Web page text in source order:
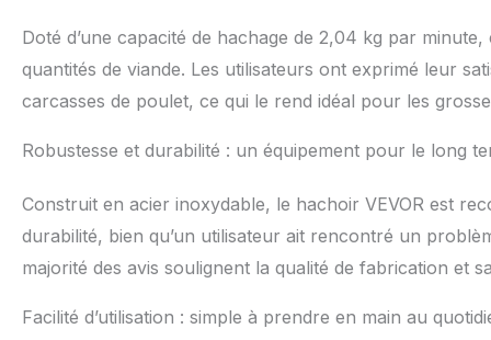
stable pendant
fourni, vous
plaques de
également une
peut
légumes, etc.
domestiques,
est votre
Doté d’une capacité de hachage de 2,04 kg par
quantités de viande. Les utilisateurs ont exprimé leur
carcasses de poulet, ce qui le rend idéal pour les
Robustesse et durabilité : un équipement pour le long
Construit en acier inoxydable, le hachoir VEVOR est
durabilité, bien qu’un utilisateur ait rencontré un
majorité des avis soulignent la qualité de fabrication et
Facilité d’utilisation : simple à prendre en main au